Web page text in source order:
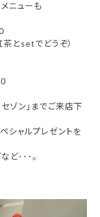
ニューも
とsetでどうぞ）
ゾン」までご来店下
シャルプレゼントを
ど･･･。